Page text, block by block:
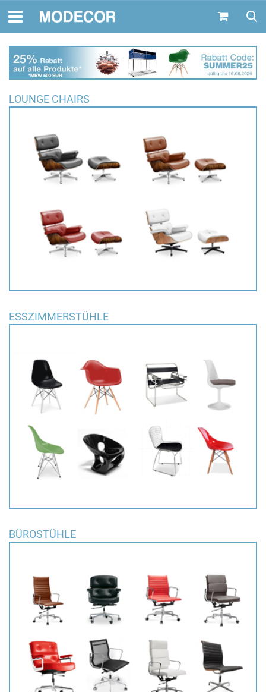
LOUNGE CHAIRS
ESSZIMMERSTÜHLE
BÜROSTÜHLE